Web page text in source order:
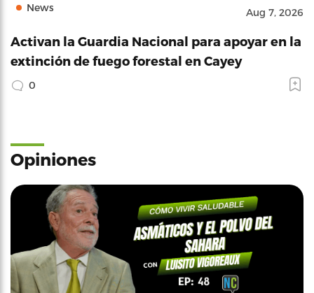
News Aug 7, 2026
Activan la Guardia Nacional para apoyar en la
extinción de fuego forestal en Cayey
0
Opiniones